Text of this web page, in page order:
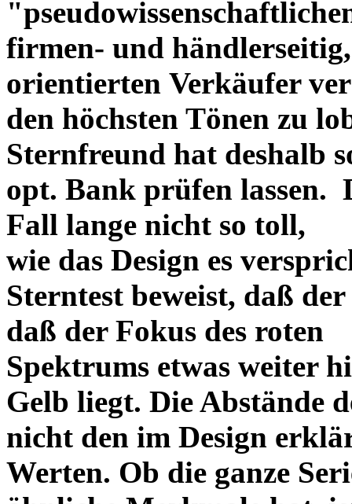
firmen- und
orientierten Verkäufer
den höchsten Tönen zu
Sternfreund hat deshalb
opt. Bank prüfen lassen.
Fall lange nicht so toll,
wie das Design es
Sterntest beweist, daß
daß der Fokus des roten
Spektrums etwas weiter
Gelb liegt. Die Abstände
nicht den im Design
Werten. Ob die ganze